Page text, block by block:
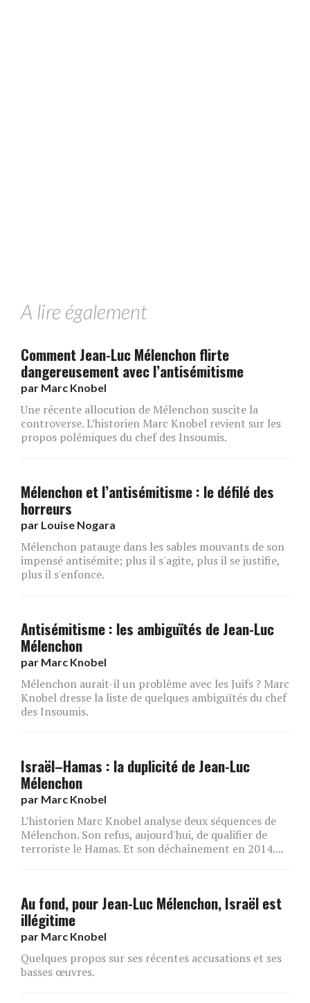
A lire également
Comment Jean-Luc Mélenchon flirte
dangereusement avec l’antisémitisme
par Marc Knobel
Une récente allocution de Mélenchon suscite la
controverse. L’historien Marc Knobel revient sur les
propos polémiques du chef des Insoumis.
Mélenchon et l’antisémitisme : le défilé des
horreurs
par Louise Nogara
Mélenchon patauge dans les sables mouvants de son
impensé antisémite; plus il s'agite, plus il se justifie,
plus il s'enfonce.
Antisémitisme : les ambiguïtés de Jean-Luc
Mélenchon
par Marc Knobel
Mélenchon aurait-il un problème avec les Juifs ? Marc
Knobel dresse la liste de quelques ambiguïtés du chef
des Insoumis.
Israël–Hamas : la duplicité de Jean-Luc
Mélenchon
par Marc Knobel
L’historien Marc Knobel analyse deux séquences de
Mélenchon. Son refus, aujourd'hui, de qualifier de
terroriste le Hamas. Et son déchaînement en 2014....
Au fond, pour Jean-Luc Mélenchon, Israël est
illégitime
par Marc Knobel
Quelques propos sur ses récentes accusations et ses
basses œuvres.